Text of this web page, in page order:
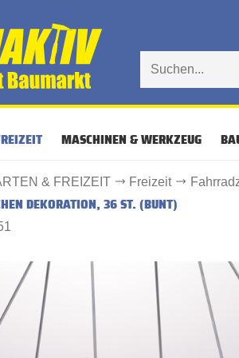
MASCHINEN & WERKZEUG
& FREIZEIT Freizeit
DEKORATION, 36 ST. (BUNT)